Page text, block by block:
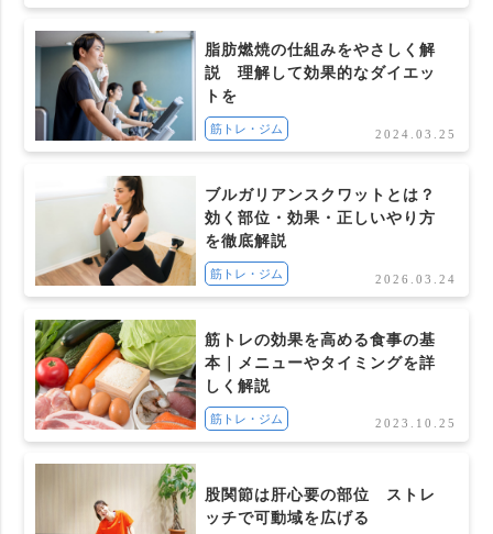
脂肪燃焼の仕組みをやさしく解
説 理解して効果的なダイエッ
トを
筋トレ・ジム 2024.03.25
ブルガリアンスクワットとは？
効く部位・効果・正しいやり方
を徹底解説
筋トレ・ジム 2026.03.24
筋トレの効果を高める食事の基
本｜メニューやタイミングを詳
しく解説
筋トレ・ジム 2023.10.25
股関節は肝心要の部位 ストレ
ッチで可動域を広げる